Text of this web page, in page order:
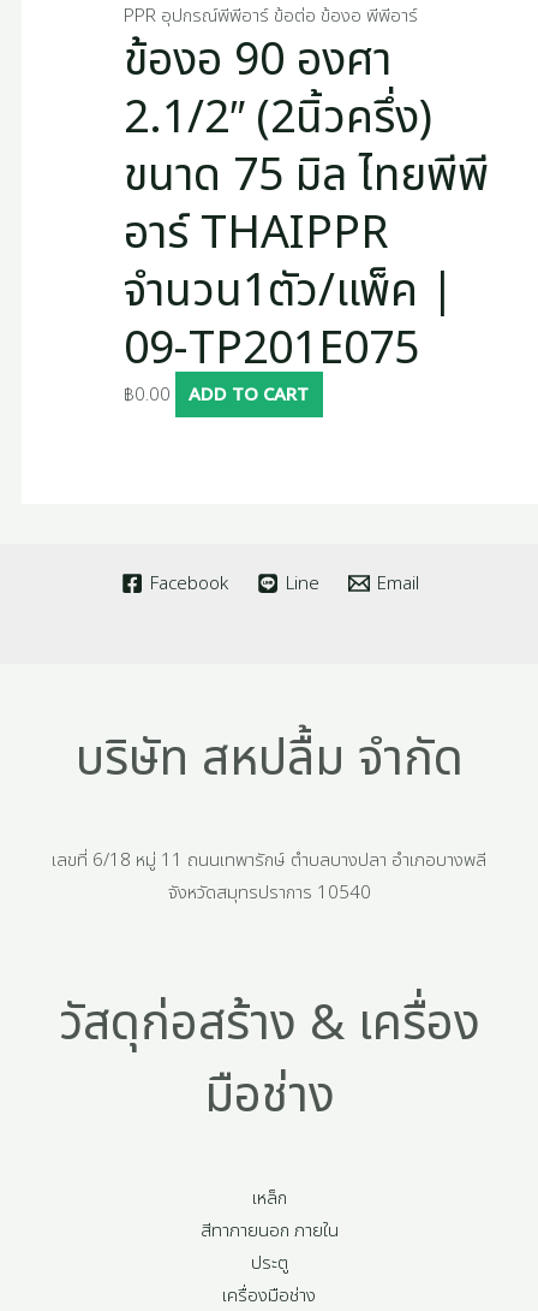
PPR อุปกรณ์พีพีอาร์ ข้อต่อ ข้องอ พีพีอาร์
ข้องอ 90 องศา
2.1/2″ (2นิ้วครึ่ง)
ขนาด 75 มิล ไทยพีพี
อาร์ THAIPPR
จำนวน1ตัว/แพ็ค |
09-TP201E075
฿0.00 ADD TO CART
Facebook Line Email
บริษัท สหปลื้ม จำกัด
เลขที่ 6/18 หมู่ 11 ถนนเทพารักษ์ ตำบลบางปลา อำเภอบางพลี
จังหวัดสมุทรปราการ 10540
วัสดุก่อสร้าง & เครื่อง
มือช่าง
เหล็ก
สีทาภายนอก ภายใน
ประตู
เครื่องมือช่าง